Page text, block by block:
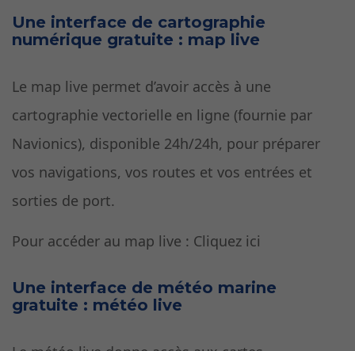
Une interface de cartographie
numérique gratuite : map live
Le map live permet d’avoir accès à une
cartographie vectorielle en ligne (fournie par
Navionics), disponible 24h/24h, pour préparer
vos navigations, vos routes et vos entrées et
sorties de port.
Pour accéder au map live : Cliquez ici
Une interface de météo marine
gratuite : météo live